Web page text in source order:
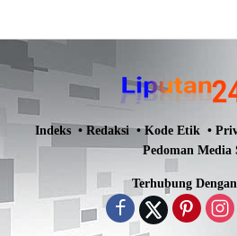
Indeks Redaksi Kode Etik
Pedoman Media
Terhubung